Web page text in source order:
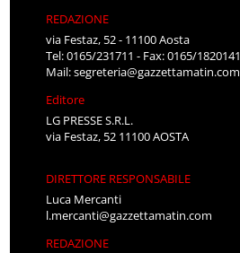
REDAZIONE
via Festaz, 52 - 11100 Aosta
Tel: 0165/231711 - Fax: 0165/1820141
Mail:segreteria@gazzettamatin.com
Editore
LG PRESSE S.R.L.
via Festaz, 52 11100 AOSTA
DIRETTORE RESPONSABILE
Luca Mercanti
l.mercanti@gazzettamatin.com
REDAZIONE